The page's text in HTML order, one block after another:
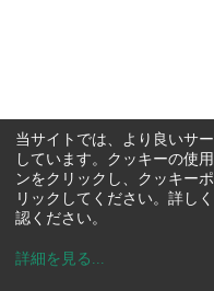
当サイトでは、より良いサ
しています。クッキーの使
ンをクリックし、クッキー
リックしてください。詳し
認ください。
詳細を見る ...